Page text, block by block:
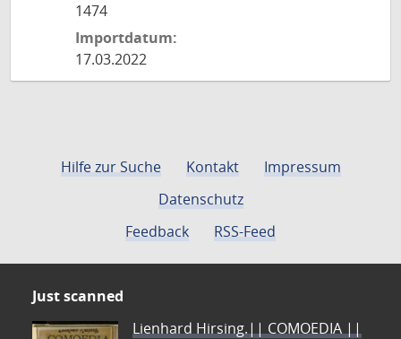
1474
Importdatum:
17.03.2022
Hilfe zur Suche Kontakt
Impressum
Datenschutz
Feedback
RSS-Feed
Just scanned
Lienhard Hirsing.|| COMOEDIA ||